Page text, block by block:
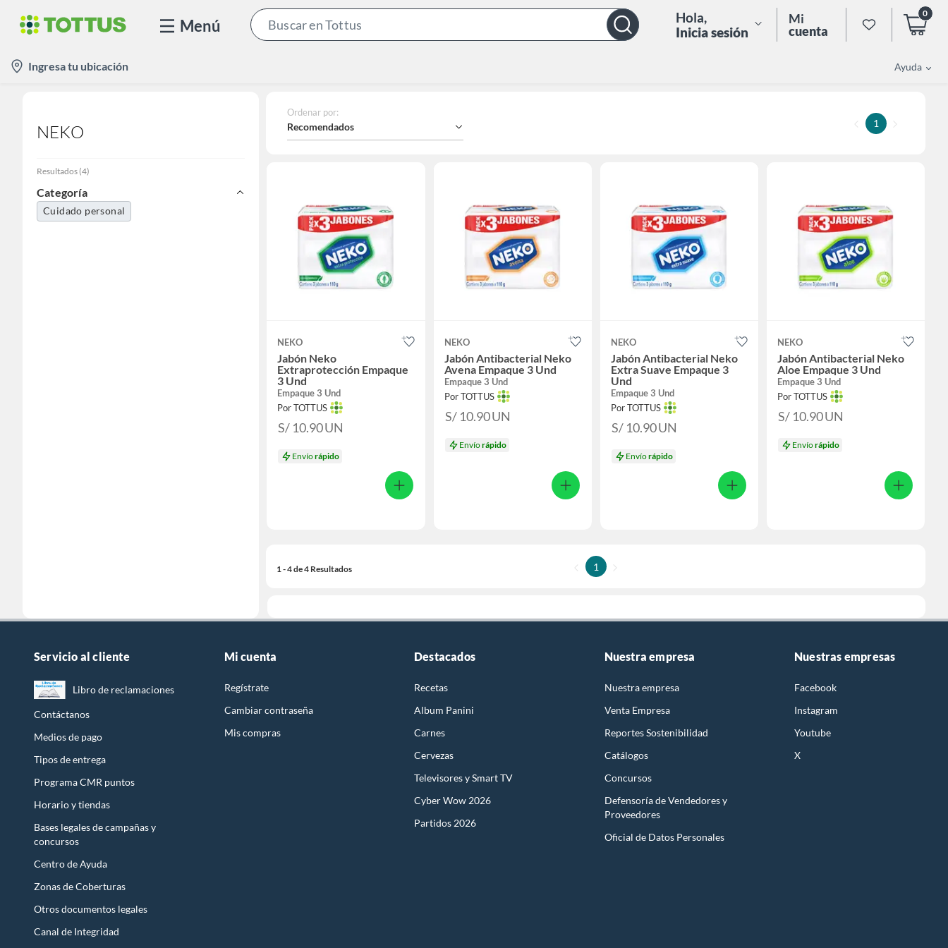
Menú
Bar
Hola,
Inicia sesión
Mi
cuenta
0
location-
icon
Ingresa tu ubicación Ayuda
NEKO
Resultados (4)
Categoría
Cuidado personal
Ordenar por:
Recomendados 1
NEKO
Jabón Neko
Extraprotección Empaque
3 Und
Empaque 3 Und
Por TOTTUS
S/ 10.90UN
Envíorápido
NEKO
Jabón Antibacterial Neko
Avena Empaque 3 Und
Empaque 3 Und
Por TOTTUS
S/ 10.90UN
Envíorápido
NEKO
Jabón Antibacterial Neko
Extra Suave Empaque 3
Und
Empaque 3 Und
Por TOTTUS
S/ 10.90UN
Envíorápido
NEKO
Jabón Antibacterial Neko
Aloe Empaque 3 Und
Empaque 3 Und
Por TOTTUS
S/ 10.90UN
Envíorápido
1 - 4 de 4 Resultados 1
Servicio al cliente
Libro de reclamaciones
Contáctanos
Medios de pago
Tipos de entrega
Programa CMR puntos
Horario y tiendas
Bases legales de campañas y
concursos
Centro de Ayuda
Zonas de Coberturas
Otros documentos legales
Canal de Integridad
Mi cuenta
Regístrate
Cambiar contraseña
Mis compras
Destacados
Recetas
Album Panini
Carnes
Cervezas
Televisores y Smart TV
Cyber Wow 2026
Partidos 2026
Nuestra empresa
Nuestra empresa
Venta Empresa
Reportes Sostenibilidad
Catálogos
Concursos
Defensoría de Vendedores y
Proveedores
Oficial de Datos Personales
Nuestras empresas
Facebook
Instagram
Youtube
X